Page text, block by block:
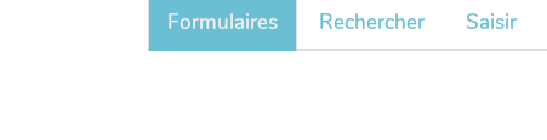
Formulaires Rechercher Saisir